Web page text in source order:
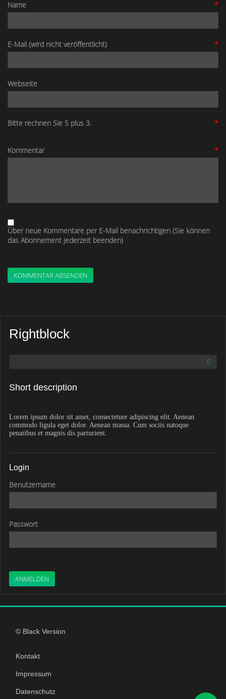
Name *
E-Mail (wird nicht veröffentlicht) *
Webseite
Bitte rechnen Sie 5 plus 3. *
Kommentar *
Über neue Kommentare per E-Mail benachrichtigen (Sie können
das Abonnement jederzeit beenden)
KOMMENTAR ABSENDEN
Rightblock
Short description
Lorem ipsum dolor sit amet, consectetuer adipiscing elit. Aenean
commodo ligula eget dolor. Aenean massa. Cum sociis natoque
penatibus et magnis dis parturient.
Login
Benutzername
Passwort
ANMELDEN
© Black Version
Kontakt
Impressum
Datenschutz